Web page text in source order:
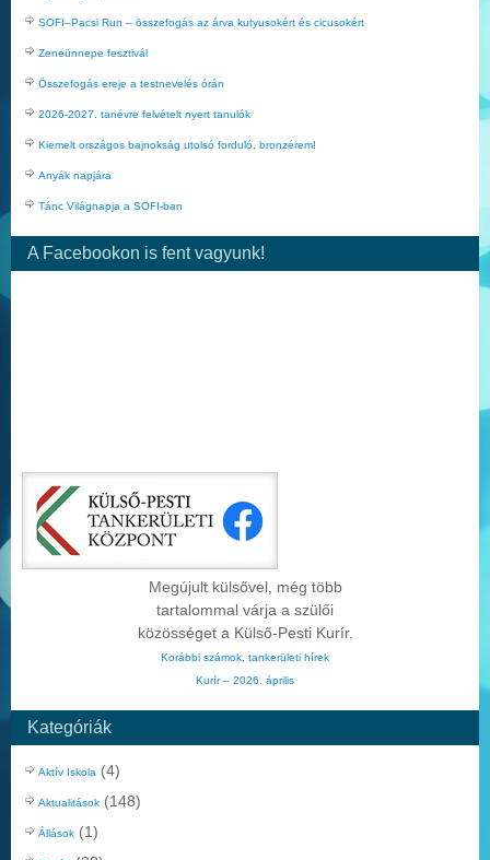
SOFI–Pacsi Run – összefogás az árva kutyusokért és cicusokért
Zeneünnepe fesztivál
Összefogás ereje a testnevelés órán
2026-2027. tanévre felvételt nyert tanulók
Kiemelt országos bajnokság utolsó forduló, bronzérem!
Anyák napjára
Tánc Világnapja a SOFI-ban
A Facebookon is fent vagyunk!
Megújult külsővel, még több
tartalommal várja a szülői
közösséget a Külső-Pesti Kurír.
Korábbi számok, tankerületi hírek
Kurír – 2026. április
Kategóriák
Aktív Iskola (4)
Aktualitások (148)
Állások (1)